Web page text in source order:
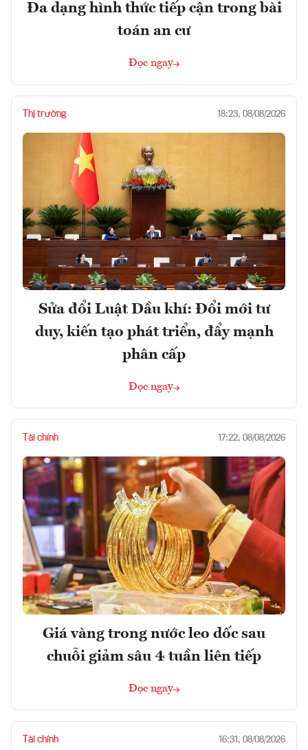
Đa dạng hình thức tiếp cận trong bài
toán an cư
Đọc ngay
Thị trường 18:23, 08/08/2026
Sửa đổi Luật Dầu khí: Đổi mới tư
duy, kiến tạo phát triển, đẩy mạnh
phân cấp
Đọc ngay
Tài chính 17:22, 08/08/2026
Giá vàng trong nước leo dốc sau
chuỗi giảm sâu 4 tuần liên tiếp
Đọc ngay
Tài chính 16:31, 08/08/2026